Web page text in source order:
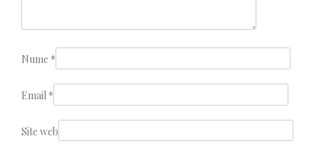
Nume *
Email *
Site web